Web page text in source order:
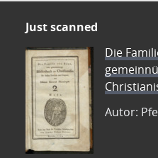
Just scanned
Die
Autor: